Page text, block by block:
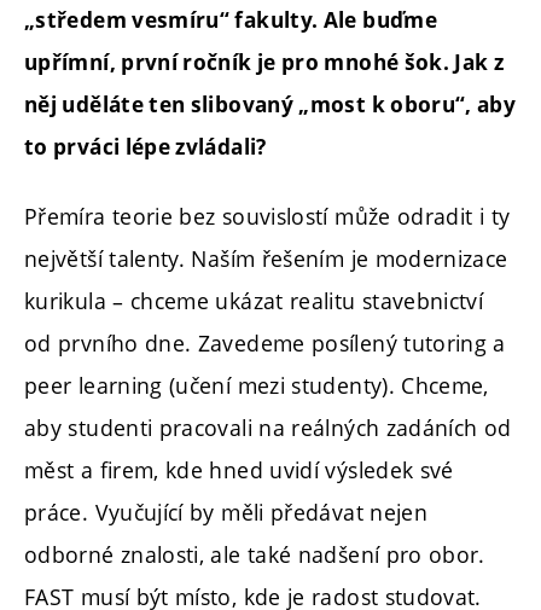
„středem vesmíru“ fakulty. Ale buďme
upřímní, první ročník je pro mnohé šok. Jak z
něj uděláte ten slibovaný „most k oboru“, aby
to prváci lépe zvládali?
Přemíra teorie bez souvislostí může odradit i ty
největší talenty. Naším řešením je modernizace
kurikula – chceme ukázat realitu stavebnictví
od prvního dne. Zavedeme posílený tutoring a
peer learning (učení mezi studenty). Chceme,
aby studenti pracovali na reálných zadáních od
měst a firem, kde hned uvidí výsledek své
práce. Vyučující by měli předávat nejen
odborné znalosti, ale také nadšení pro obor.
FAST musí být místo, kde je radost studovat.